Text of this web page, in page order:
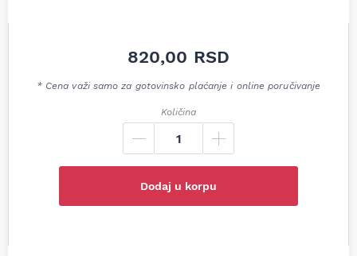
820,00 RSD
* Cena važi samo za gotovinsko plaćanje i online poručivanje
Količina
Dodaj u korpu